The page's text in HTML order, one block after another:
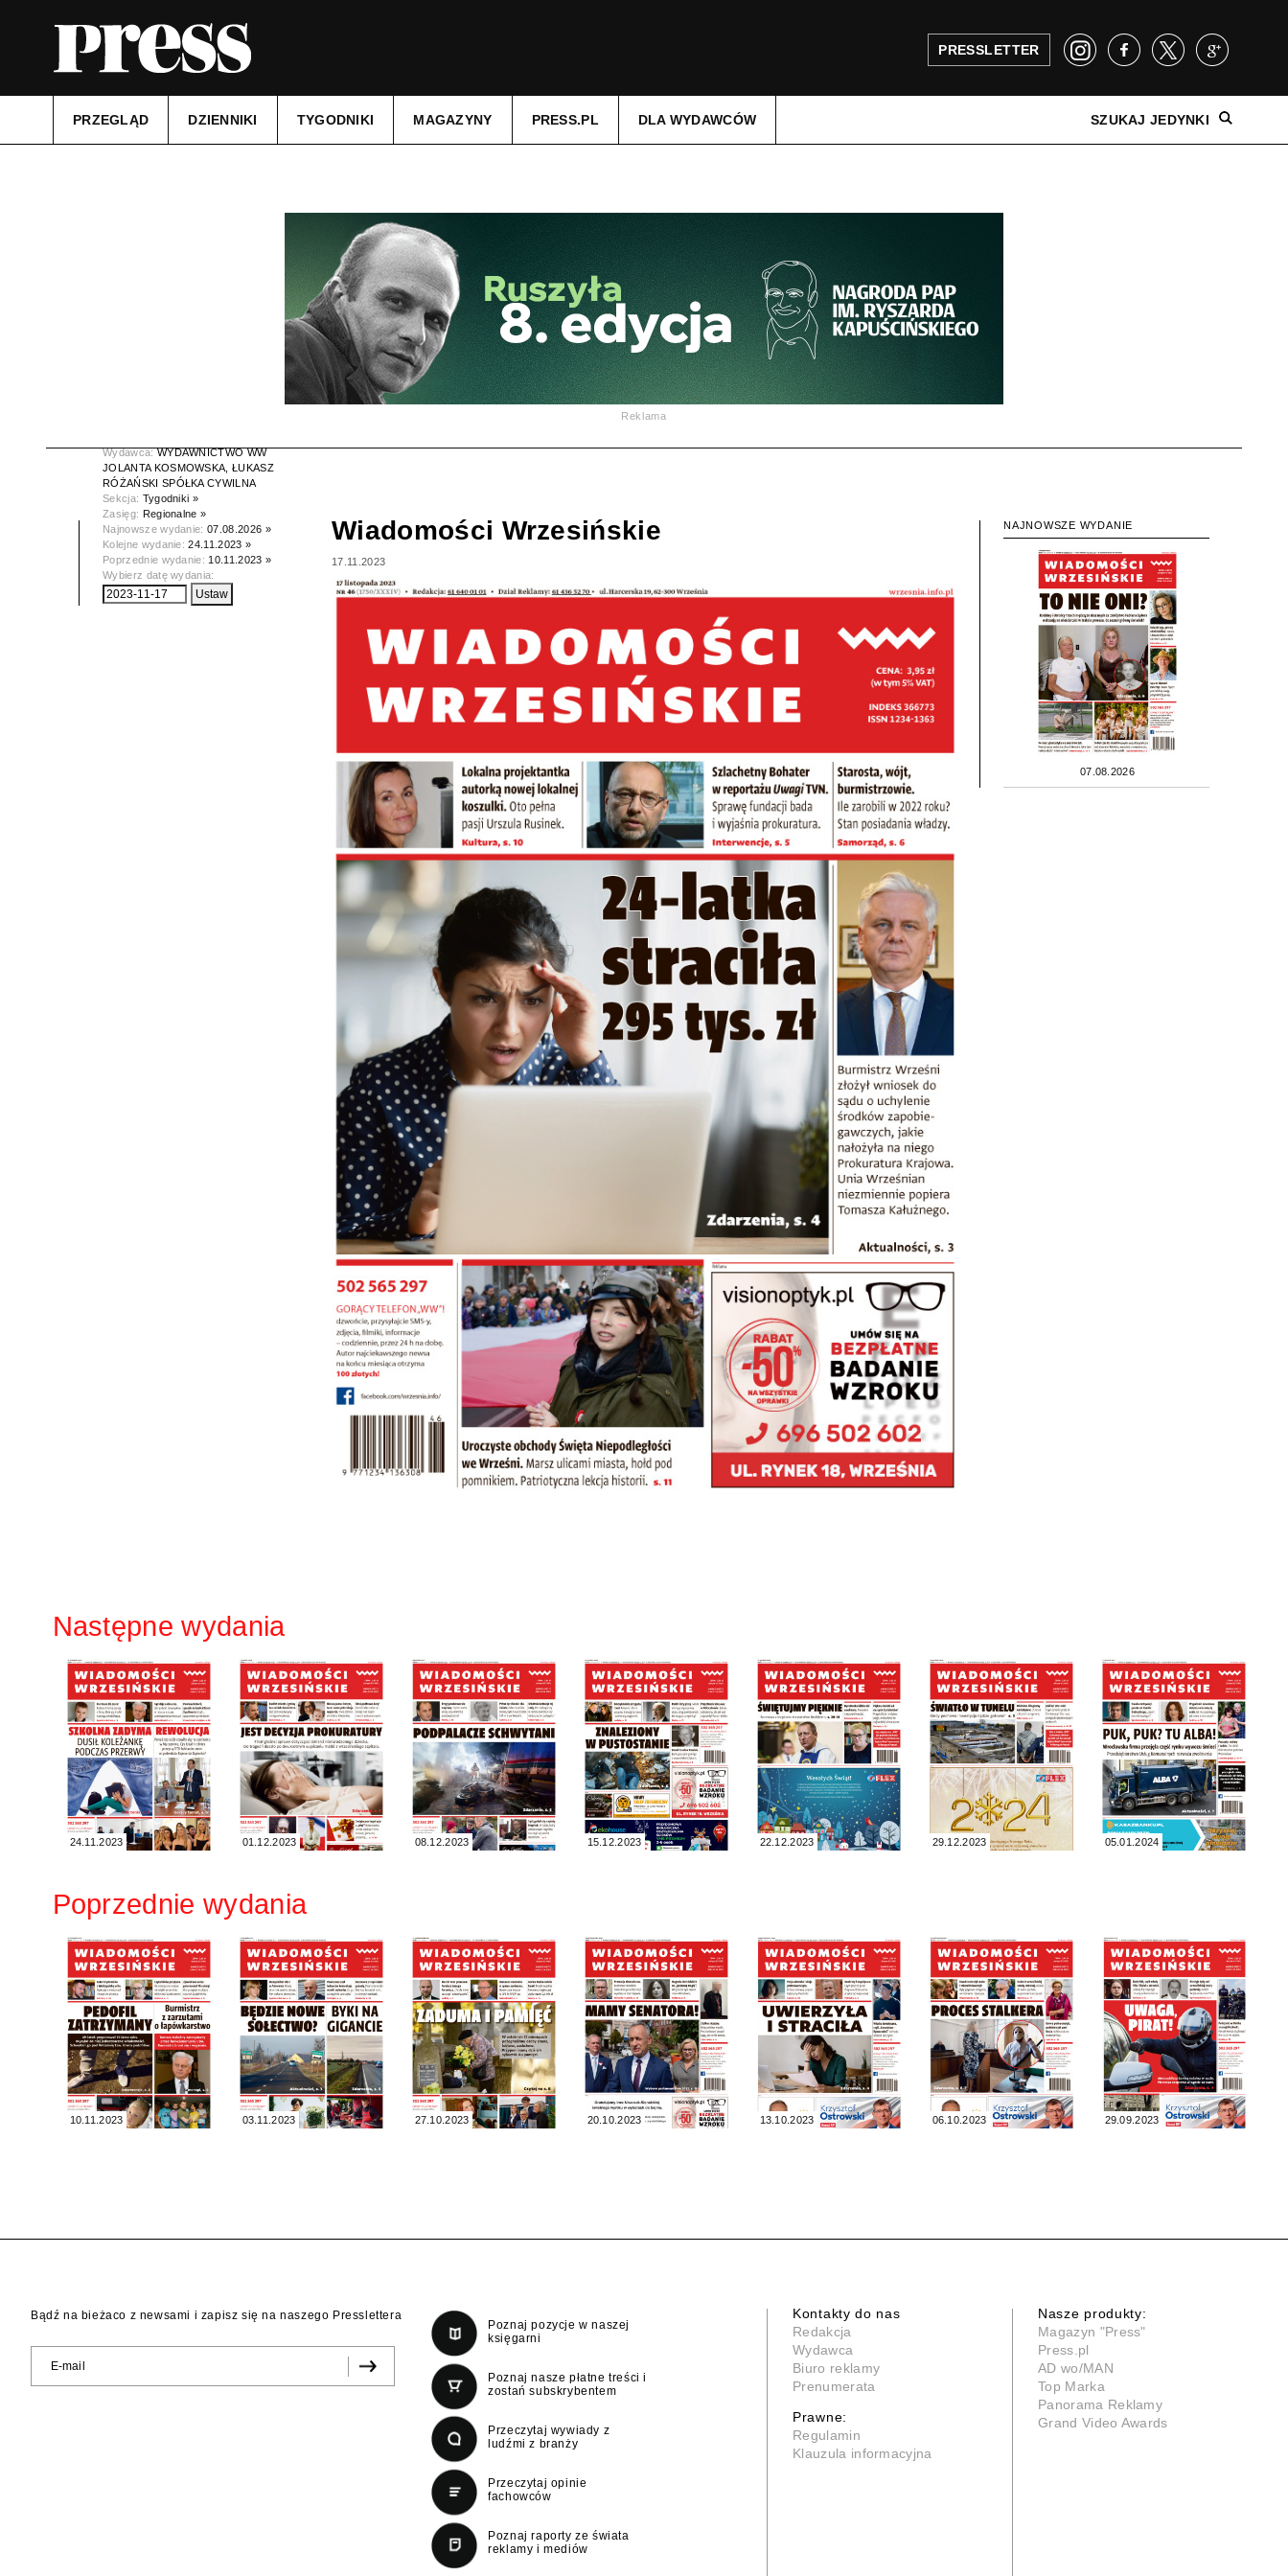
PRESSLETTER
PRZEGLĄD DZIENNIKI TYGODNIKI MAGAZYNY PRESS.PL DLA WYDAWCÓW SZUKAJ JEDYNKI
Reklama
Wydawca:WYDAWNICTWO WW
JOLANTA KOSMOWSKA, ŁUKASZ
RÓŻAŃSKI SPÓŁKA CYWILNA
Sekcja: Tygodniki »
Zasięg: Regionalne »
Najnowsze wydanie:07.08.2026 »
Kolejne wydanie:24.11.2023 »
Poprzednie wydanie: 10.11.2023 »
Wybierz datę wydania:
Wiadomości Wrzesińskie
17.11.2023
NAJNOWSZE WYDANIE
07.08.2026
Następne wydania
24.11.2023 01.12.2023 08.12.2023 15.12.2023 22.12.2023 29.12.2023 05.01.2024
Poprzednie wydania
10.11.2023 03.11.2023 27.10.2023 20.10.2023 13.10.2023 06.10.2023 29.09.2023
Bądź na bieżaco z newsami i zapisz się na naszego Presslettera
Poznaj pozycje w naszej
księgarni
Poznaj nasze płatne treści i
zostań subskrybentem
Przeczytaj wywiady z
ludźmi z branży
Przeczytaj opinie
fachowców
Poznaj raporty ze świata
reklamy i mediów
Kontakty do nas
Redakcja
Wydawca
Biuro reklamy
Prenumerata
Prawne:
Regulamin
Klauzula informacyjna
Nasze produkty:
Magazyn "Press"
Press.pl
AD wo/MAN
Top Marka
Panorama Reklamy
Grand Video Awards